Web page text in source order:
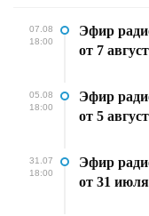
07.08
18:00
Эфир
от 7
05.08
18:00
Эфир
от 5
31.07
18:00
Эфир
от 31 июля